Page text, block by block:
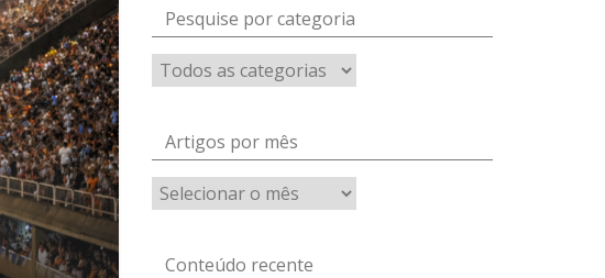
Pesquise por categoria
Artigos por mês
Artigos
por
Conteúdo recente